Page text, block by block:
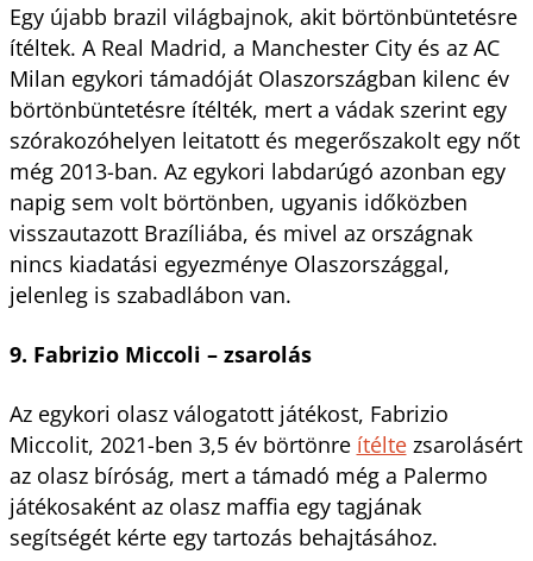
Egy újabb brazil világbajnok, akit börtönbüntetésre
ítéltek. A Real Madrid, a Manchester City és az AC
Milan egykori támadóját Olaszországban kilenc év
börtönbüntetésre ítélték, mert a vádak szerint egy
szórakozóhelyen leitatott és megerőszakolt egy nőt
még 2013-ban. Az egykori labdarúgó azonban egy
napig sem volt börtönben, ugyanis időközben
visszautazott Brazíliába, és mivel az országnak
nincs kiadatási egyezménye Olaszországgal,
jelenleg is szabadlábon van.
9. Fabrizio Miccoli – zsarolás
Az egykori olasz válogatott játékost, Fabrizio
Miccolit, 2021-ben 3,5 év börtönre ítéltezsarolásért
az olasz bíróság, mert a támadó még a Palermo
játékosaként az olasz maffia egy tagjának
segítségét kérte egy tartozás behajtásához.